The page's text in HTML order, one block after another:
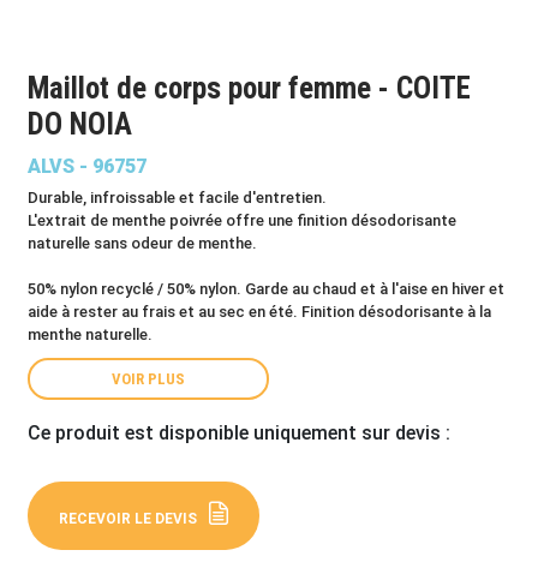
Maillot de corps pour femme - COITE
DO NOIA
ALVS - 96757
Durable, infroissable et facile d'entretien.
L'extrait de menthe poivrée offre une finition désodorisante
naturelle sans odeur de menthe.
50% nylon recyclé / 50% nylon. Garde au chaud et à l'aise en hiver et
aide à rester au frais et au sec en été. Finition désodorisante à la
menthe naturelle.
VOIR PLUS
Ce produit est disponible uniquement sur devis :
RECEVOIR LE DEVIS